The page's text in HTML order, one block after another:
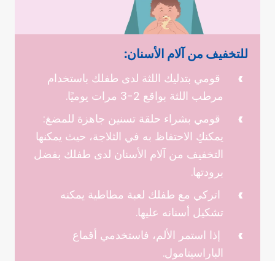
للتخفيف من آلام الأسنان:
قومي بتدليك اللثة لدى طفلك باستخدام
مرطب اللثة بواقع 2-3 مرات يوميًا.
قومي بشراء حلقة تسنين جاهزة للمضغ:
يمكنكِ الاحتفاظ به في الثلاجة، حيث يمكنها
التخفيف من آلام الأسنان لدى طفلك بفضل
برودتها.
اتركي مع طفلك لعبة مطاطية يمكنه
تشكيل أسنانه عليها.
إذا استمر الألم، فاستخدمي أقماع
الباراسيتامول.